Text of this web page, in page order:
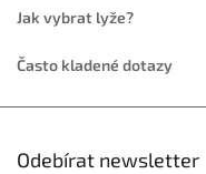
Jak vybrat lyže?
Často kladené dotazy
Odebírat newsletter